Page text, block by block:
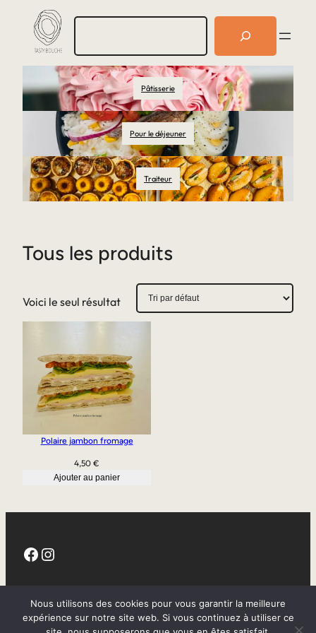
R
e
r
c
h
e
r
Pâtisserie
Pour le déjeuner
Traiteur
Tous les produits
Voici le seul résultat
Polaire jambon fromage
4,50 €
Ajouter au panier
Facebook Instagram
CGV
Nous utilisons des cookies pour vous garantir la meilleure
expérience sur notre site web. Si vous continuez à utiliser ce